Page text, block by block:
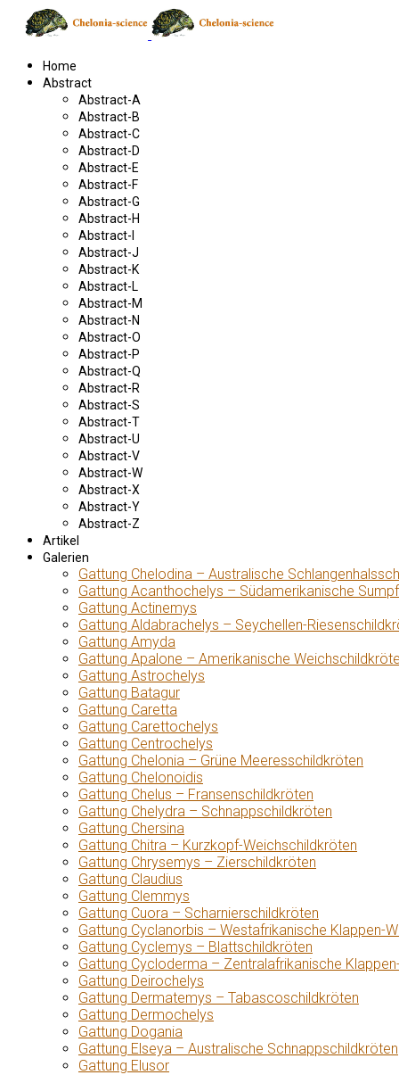
Home
Abstract
Abstract-A
Abstract-B
Abstract-C
Abstract-D
Abstract-E
Abstract-F
Abstract-G
Abstract-H
Abstract-I
Abstract-J
Abstract-K
Abstract-L
Abstract-M
Abstract-N
Abstract-O
Abstract-P
Abstract-Q
Abstract-R
Abstract-S
Abstract-T
Abstract-U
Abstract-V
Abstract-W
Abstract-X
Abstract-Y
Abstract-Z
Artikel
Galerien
Gattung Chelodina – Australische
Gattung Acanthochelys – Südamerikanische
Gattung Actinemys
Gattung Aldabrachelys – Seychellen-
Gattung Amyda
Gattung Apalone – Amerikanische
Gattung Astrochelys
Gattung Batagur
Gattung Caretta
Gattung Carettochelys
Gattung Centrochelys
Gattung Chelonia – Grüne Meeresschildkröten
Gattung Chelonoidis
Gattung Chelus – Fransenschildkröten
Gattung Chelydra – Schnappschildkröten
Gattung Chersina
Gattung Chitra – Kurzkopf-Weichschildkröten
Gattung Chrysemys – Zierschildkröten
Gattung Claudius
Gattung Clemmys
Gattung Cuora – Scharnierschildkröten
Gattung Cyclanorbis – Westafrikanische Klappen-
Gattung Cyclemys – Blattschildkröten
Gattung Cycloderma – Zentralafrikanische
Gattung Deirochelys
Gattung Dermatemys – Tabascoschildkröten
Gattung Dermochelys
Gattung Dogania
Gattung Elseya – Australische Schnappschildkröten
Gattung Elusor